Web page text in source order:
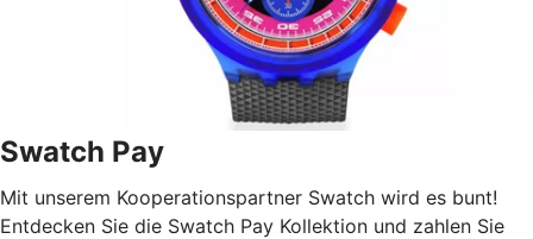
Swatch Pay
Mit unserem Kooperationspartner Swatch wird es bunt!
Entdecken Sie die Swatch Pay Kollektion und zahlen Sie